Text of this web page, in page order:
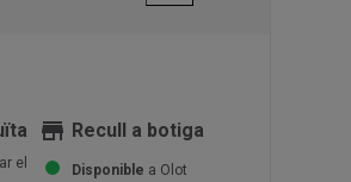
el
store Recull a botiga
Disponible a Olot